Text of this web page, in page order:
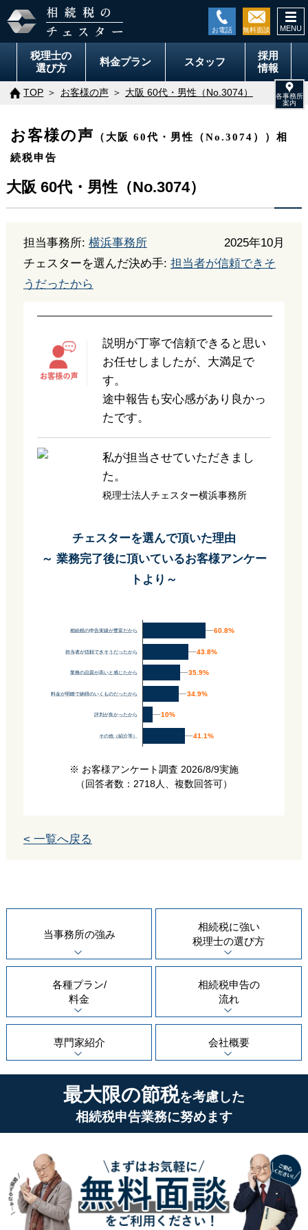
税理士の
選び方
料金プラン スタッフ
採用
情報
TOP お客様の声 大阪 60代・男性（No.3074）
お客様の声
（大阪 60代・男性（No.3074））相
続税申告
大阪 60代・男性（No.3074）
担当事務所: 横浜事務所
2025年10月
チェスターを選んだ決め手: 担当者が信頼できそ
うだったから
説明が丁寧で信頼できると思い
お任せしましたが、大満足で
す。
途中報告も安心感があり良かっ
たです。
私が担当させていただきまし
た。
税理士法人チェスター横浜事務所
チェスターを選んで頂いた理由
～ 業務完了後に頂いているお客様アンケー
トより～
相続税の申告実績が豊富だから
担当者が信頼できそうだったから
業務の品質が高いと感じたから
料金が明瞭で納得のいくものだったから
評判が良かったから
その他（紹介等）
60.8%
60.8%
43.8%
43.8%
35.9%
35.9%
34.9%
34.9%
10%
10%
41.1%
41.1%
※ お客様アンケート調査 2026/8/9実施
（回答者数：2718人、複数回答可）
< 一覧へ戻る
当事務所の強み
相続税に強い
税理士の選び方
各種プラン/
料金
相続税申告の
流れ
専門家紹介 会社概要
最大限の節税を考慮した
相続税申告業務に努めます